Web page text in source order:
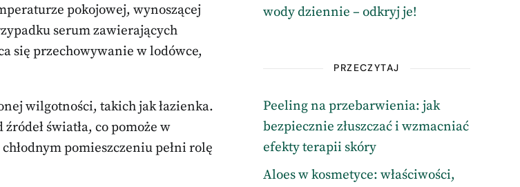
pokojowej, wynoszącej
serum zawierających
się przechowywanie w lodówce,
wilgotności, takich jak łazienka.
światła, co pomoże w
pomieszczeniu pełni rolę
wody dziennie – odkryj je!
PRZECZYTAJ
Peeling na przebarwienia: jak
bezpiecznie złuszczać i wzmacniać
efekty terapii skóry
Aloes w kosmetyce: właściwości,